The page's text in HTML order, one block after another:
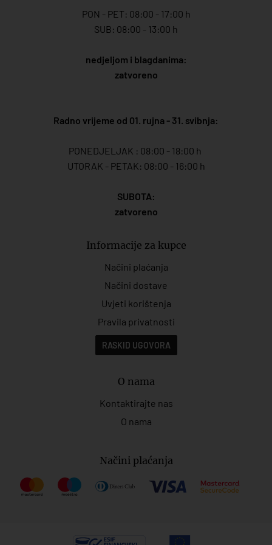
PON - PET: 08:00 - 17:00 h
SUB: 08:00 - 13:00 h
nedjeljom i blagdanima:
zatvoreno
Radno vrijeme od 01. rujna - 31. svibnja:
PONEDJELJAK : 08:00 - 18:00 h
UTORAK - PETAK: 08:00 - 16:00 h
SUBOTA:
zatvoreno
Informacije za kupce
Načini plaćanja
Načini dostave
Uvjeti korištenja
Pravila privatnosti
RASKID UGOVORA
O nama
Kontaktirajte nas
O nama
Načini plaćanja